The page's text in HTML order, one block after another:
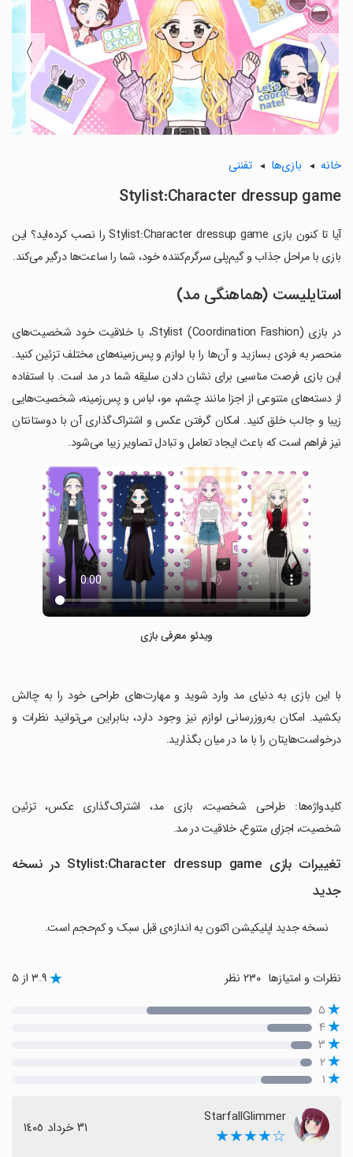
〈
〉
خانه بازی‌ها تفننی
Stylist:Character dressup game
آیا تا کنون بازی Stylist:Character dressup game را نصب کرده‌اید؟ این
بازی با مراحل جذاب و گیم‌پلی سرگرم‌کننده خود، شما را ساعت‌ها درگیر می‌کند.
استایلیست (هماهنگی مد)
در بازی Stylist (Coordination Fashion)، با خلاقیت خود شخصیت‌های
منحصر به فردی بسازید و آن‌ها را با لوازم و پس‌زمینه‌های مختلف تزئین کنید.
این بازی فرصت مناسبی برای نشان دادن سلیقه شما در مد است. با استفاده
از دسته‌های متنوعی از اجزا مانند چشم، مو، لباس و پس‌زمینه، شخصیت‌هایی
زیبا و جالب خلق کنید. امکان گرفتن عکس و اشتراک‌گذاری آن با دوستانتان
نیز فراهم است که باعث ایجاد تعامل و تبادل تصاویر زیبا می‌شود.
ویدئو معرفی بازی
‏با این بازی به دنیای مد وارد شوید و مهارت‌های طراحی خود را به چالش
بکشید. امکان به‌روزرسانی لوازم نیز وجود دارد، بنابراین می‌توانید نظرات و
درخواست‌هایتان را با ما در میان بگذارید.
‏کلیدواژه‌ها: طراحی شخصیت، بازی مد، اشتراک‌گذاری عکس، تزئین
شخصیت، اجزای متنوع، خلاقیت در مد.
تغییرات بازی Stylist:Character dressup game در نسخه
جدید
نسخه جدید اپلیکیشن اکنون به اندازه‌ی قبل سبک و کم‌حجم است.
نظرات و امتیازها ۳.۹ از ۵
۵
۴
۳
۲
۱
StarfallGlimmer
☆★★★★ ٣١ خرداد ١٤٠٥